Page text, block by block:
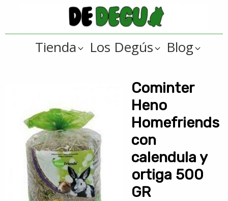
la
navegación
contenido
principal
De
Tienda
online
regalos
??
para
degús
??
Tienda Los Degús Blog
Cominter
Heno
Homefriends
con
calendula y
ortiga 500
GR